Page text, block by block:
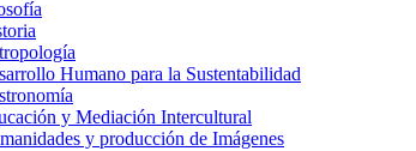
Humano para la Sustentabilidad
y Mediación Intercultural
y producción de Imágenes